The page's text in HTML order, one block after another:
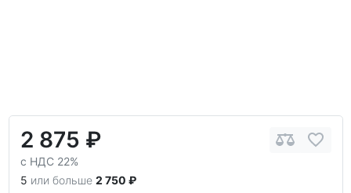
2 875 ₽
с НДС 22%
5 или больше 2 750 ₽